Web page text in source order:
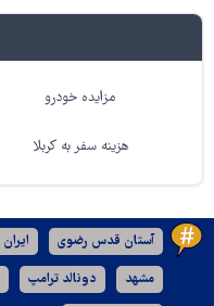
مزایده خودرو
هزینه سفر به کربلا
آستان قدس رضوی ایران
مشهد دونالد ترامپ